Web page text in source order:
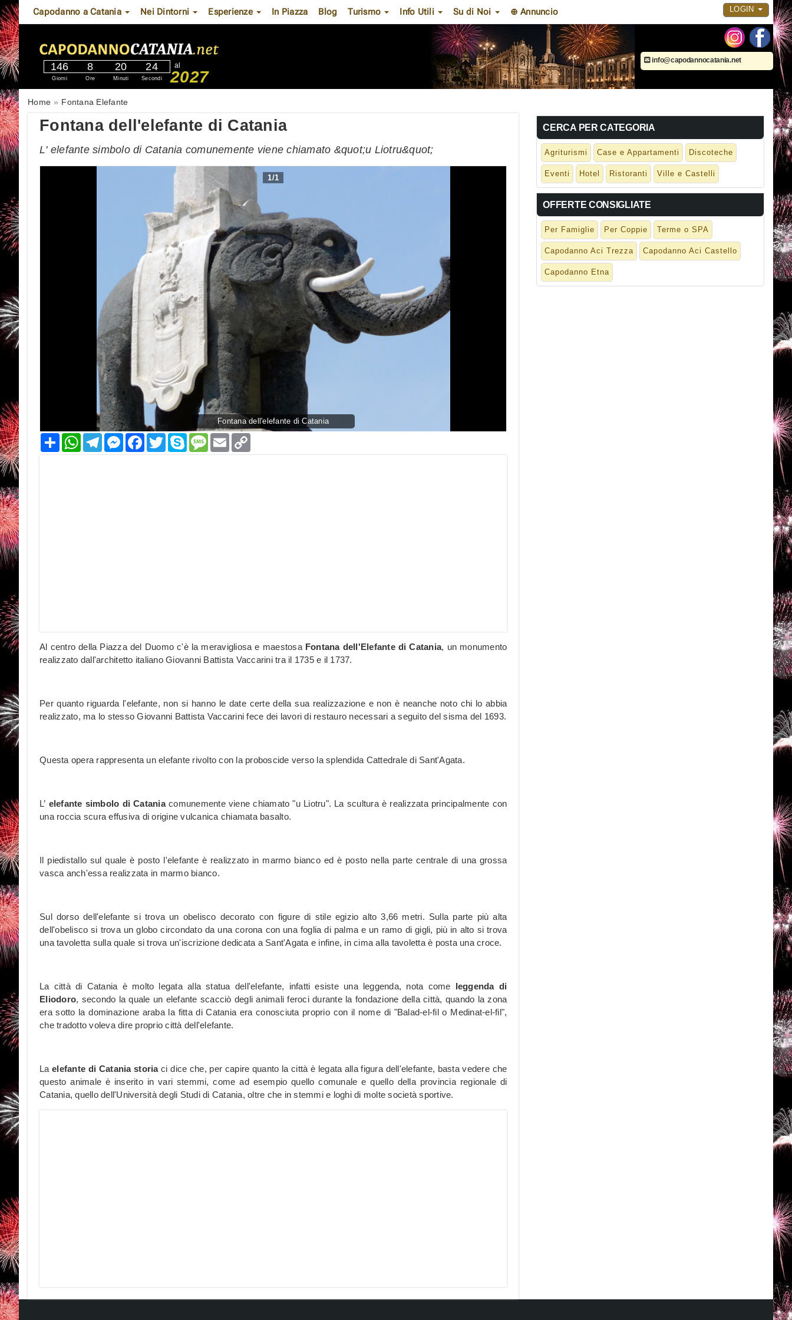
Capodanno a Catania Nei Dintorni Esperienze In Piazza Blog Turismo Info Utili Su di Noi ⊕ Annuncio LOGIN
146
Giorni
8
Ore
20
Minuti
23
Secondi
al
2027
info@capodannocatania.net
Home Fontana Elefante
Fontana dell'elefante di Catania
L' elefante simbolo di Catania comunemente viene chiamato &quot;u Liotru&quot;
1/1
Fontana dell'elefante di Catania
CondividiWhatsAppTelegramMessenger
Facebook
TwitterSkypeMessage
Email
Al centro della Piazza del Duomo c'è la meravigliosa e maestosa Fontana dell'Elefante di Catania, un monumento
realizzato dall'architetto italiano Giovanni Battista Vaccarini tra il 1735 e il 1737.
Per quanto riguarda l'elefante, non si hanno le date certe della sua realizzazione e non è neanche noto chi lo abbia
realizzato, ma lo stesso Giovanni Battista Vaccarini fece dei lavori di restauro necessari a seguito del sisma del 1693.
Questa opera rappresenta un elefante rivolto con la proboscide verso la splendida Cattedrale di Sant'Agata.
L’ elefante simbolo di Cataniacomunemente viene chiamato "u Liotru". La scultura è realizzata principalmente con
una roccia scura effusiva di origine vulcanica chiamata basalto.
Il piedistallo sul quale è posto l'elefante è realizzato in marmo bianco ed è posto nella parte centrale di una grossa
vasca anch'essa realizzata in marmo bianco.
Sul dorso dell'elefante si trova un obelisco decorato con figure di stile egizio alto 3,66 metri. Sulla parte più alta
dell'obelisco si trova un globo circondato da una corona con una foglia di palma e un ramo di gigli, più in alto si trova
una tavoletta sulla quale si trova un'iscrizione dedicata a Sant'Agata e infine, in cima alla tavoletta è posta una croce.
La città di Catania è molto legata alla statua dell'elefante, infatti esiste una leggenda, nota come leggenda di
Eliodoro, secondo la quale un elefante scacciò degli animali feroci durante la fondazione della città, quando la zona
era sotto la dominazione araba la fitta di Catania era conosciuta proprio con il nome di "Balad-el-fil o Medinat-el-fil",
che tradotto voleva dire proprio città dell'elefante.
Laelefante di Catania storiaci dice che, per capire quanto la città è legata alla figura dell'elefante, basta vedere che
questo animale è inserito in vari stemmi, come ad esempio quello comunale e quello della provincia regionale di
Catania, quello dell'Università degli Studi di Catania, oltre che in stemmi e loghi di molte società sportive.
CERCA PER CATEGORIA
Agriturismi Case e Appartamenti Discoteche
Eventi Hotel Ristoranti Ville e Castelli
OFFERTE CONSIGLIATE
Per Famiglie Per Coppie Terme o SPA
Capodanno Aci Trezza Capodanno Aci Castello
Capodanno Etna